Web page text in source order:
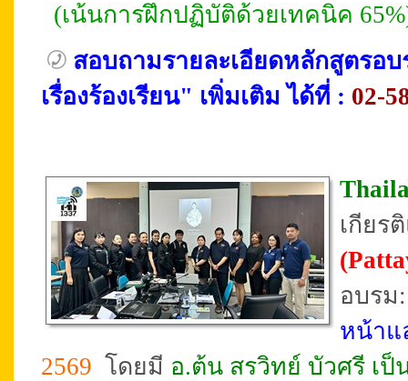
(เน้นการฝึกปฏิบัติด้วยเทคนิค
สอบถามรายละเอียดหลักสูตรอ
เรื่องร้องเรียน" เพิ่มเติม ได้ที่ : 02-
เกียร
อบร
หน้าแ
2569 โดยมี อ.ต้น สรวิทย์ บัวศรี เ